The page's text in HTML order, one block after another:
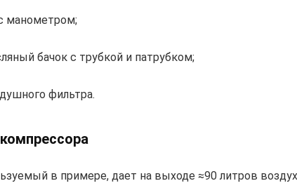
манометром;
бачок с трубкой и патрубком;
фильтра.
в примере, дает на выходе ≈90 литров